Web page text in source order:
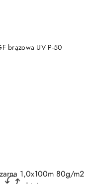
brązowa UV P-50
KOSZYKA